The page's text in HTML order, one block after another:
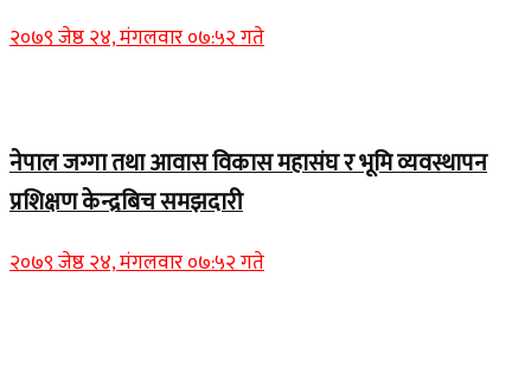
२०७९ जेष्ठ २४, मंगलवार ०७:५२ गते
नेपाल जग्गा तथा आवास विकास महासंघ र भूमि व्यवस्थापन
प्रशिक्षण केन्द्रबिच समझदारी
२०७९ जेष्ठ २४, मंगलवार ०७:५२ गते